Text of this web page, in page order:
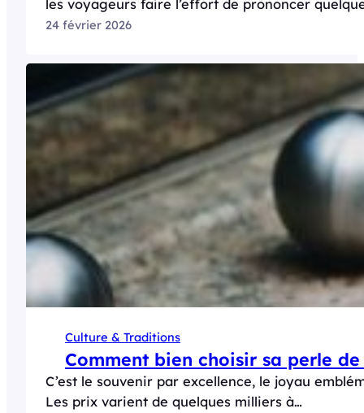
les voyageurs faire l’effort de prononcer
24 février 2026
Culture & Traditions
Comment bien choisir sa perle
C’est le souvenir par excellence, le joyau
Les prix varient de quelques milliers à…